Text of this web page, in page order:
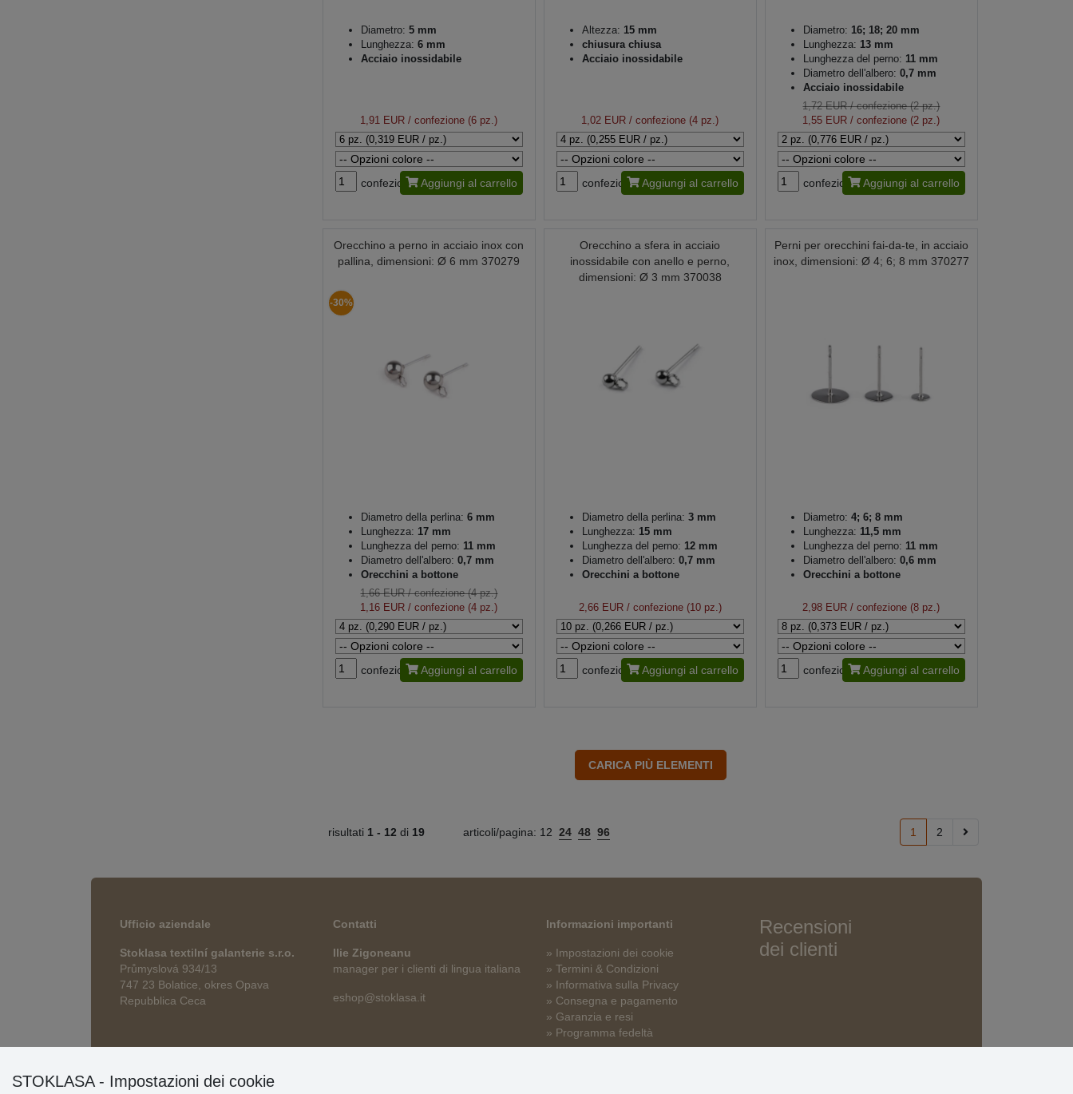
Diametro: 5 mm
Lunghezza: 6 mm
Acciaio inossidabile
1,91 EUR / confezione (6 pz.)
confezione Aggiungi al carrello
Altezza: 15 mm
chiusura chiusa
Acciaio inossidabile
1,02 EUR / confezione (4 pz.)
confezione Aggiungi al carrello
Diametro: 16; 18; 20 mm
Lunghezza: 13 mm
Lunghezza del perno: 11 mm
Diametro dell'albero: 0,7 mm
Acciaio inossidabile
1,72 EUR/ confezione (2 pz.)
1,55 EUR / confezione (2 pz.)
confezione Aggiungi al carrello
Orecchino a perno in acciaio inox con
pallina, dimensioni: Ø 6 mm 370279
-30%
Diametro della perlina: 6 mm
Lunghezza: 17 mm
Lunghezza del perno: 11 mm
Diametro dell'albero: 0,7 mm
Orecchini a bottone
1,66 EUR/ confezione (4 pz.)
1,16 EUR / confezione (4 pz.)
confezione Aggiungi al carrello
Orecchino a sfera in acciaio
inossidabile con anello e perno,
dimensioni: Ø 3 mm 370038
Diametro della perlina: 3 mm
Lunghezza: 15 mm
Lunghezza del perno: 12 mm
Diametro dell'albero: 0,7 mm
Orecchini a bottone
2,66 EUR/ confezione (10 pz.)
confezione Aggiungi al carrello
Perni per orecchini fai-da-te, in acciaio
inox, dimensioni: Ø 4; 6; 8 mm 370277
Diametro: 4; 6; 8 mm
Lunghezza: 11,5 mm
Lunghezza del perno: 11 mm
Diametro dell'albero: 0,6 mm
Orecchini a bottone
2,98 EUR / confezione (8 pz.)
confezione Aggiungi al carrello
risultati 1 - 12 di 19 articoli/pagina: 12 24 48 96 1 2
Ufficio aziendale
Stoklasa textilní galanterie s.r.o.
Průmyslová 934/13
747 23 Bolatice, okres Opava
Repubblica Ceca
Contatti
Ilie Zigoneanu
manager per i clienti di lingua italiana
eshop@stoklasa.it
Informazioni importanti
» Impostazioni dei cookie
» Termini & Condizioni
» Informativa sulla Privacy
» Consegna e pagamento
» Garanzia e resi
» Programma fedeltà
Recensioni
dei clienti
STOKLASA - Impostazioni dei cookie